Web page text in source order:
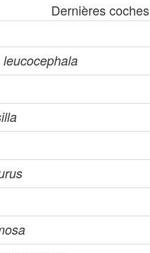
Dernières coches
leucocephala